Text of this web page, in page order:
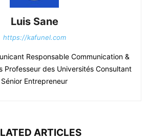
Luis Sane
https://kafunel.com
Responsable Communication &
Professeur des Universités Consultant
Sénior Entrepreneur
ARTICLES